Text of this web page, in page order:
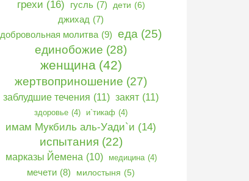
грехи (16) гусль (7) дети (6)
джихад (7)
добровольная молитва (9) еда (25)
единобожие (28)
женщина (42)
жертвоприношение (27)
заблудшие течения (11) закят (11)
здоровье (4) и`тикаф (4)
имам Мукбиль аль-Уади`и (14)
испытания (22)
марказы Йемена (10) медицина (4)
мечети (8) милостыня (5)